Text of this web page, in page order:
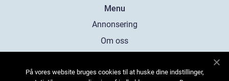
Menu
Annonsering
Om oss
Kontakta oss
På vores website bruges cookies til at huske dine indstillinger,